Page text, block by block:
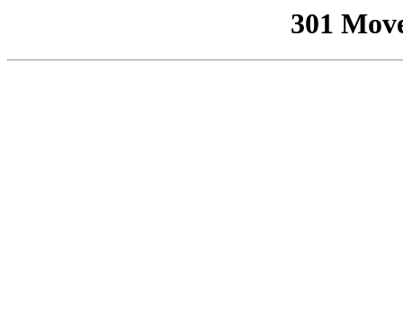
301